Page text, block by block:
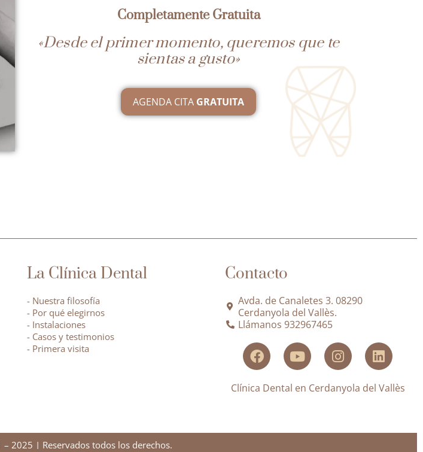
Completamente Gratuita
«Desde el primer momento, queremos que te
sientas a gusto»
AGENDA CITA GRATUITA
La Clínica Dental
- Nuestra filosofía
- Por qué elegirnos
- Instalaciones
- Casos y testimonios
- Primera visita
Contacto
Avda. de Canaletes 3. 08290
Cerdanyola del Vallès.
Llámanos 932967465
Clínica Dental en Cerdanyola del Vallès
– 2025 | Reservados todos los derechos.